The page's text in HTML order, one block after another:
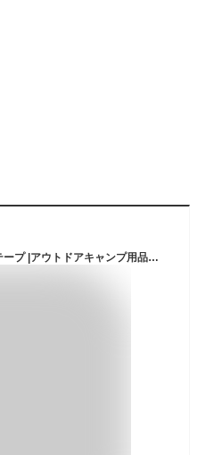
テント補修テープ |ナイロン防水布テープ |アウトドアキャンプ用品、テント、傘用の頑丈な屋外修理用品